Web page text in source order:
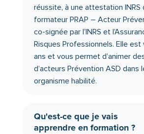
réussite, à une attestation INRS
formateur PRAP – Acteur
co-signée par l’INRS et
Risques Professionnels. Elle est
ans et vous permet d’animer
d’acteurs Prévention ASD dans
organisme habilité.
Qu'est-ce que je vais
apprendre en formation ?